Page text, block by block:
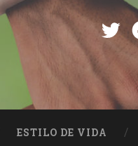
ESTILO DE VIDA